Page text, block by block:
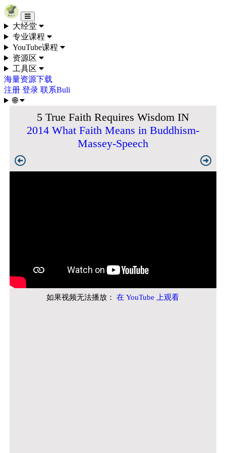
Skip to content
大经堂
专业课程
YouTube课程
资源区
工具区
海量资源下载
注册 登录 联系Buli
🌐
5 True Faith Requires Wisdom IN
2014 What Faith Means in Buddhism-
Massey-Speech
如果视频无法播放： 在 YouTube 上观看